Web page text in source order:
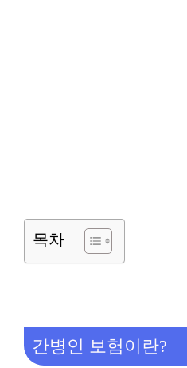
목차
간병인 보험이란?